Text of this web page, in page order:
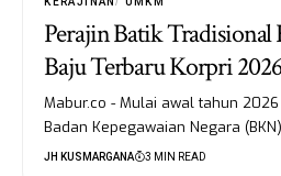
Perajin Batik Tradisional
Baju Terbaru Korpri 2026
Mabur.co - Mulai awal tahun
Badan Kepegawaian Negara
JH KUSMARGANA 3 MIN READ